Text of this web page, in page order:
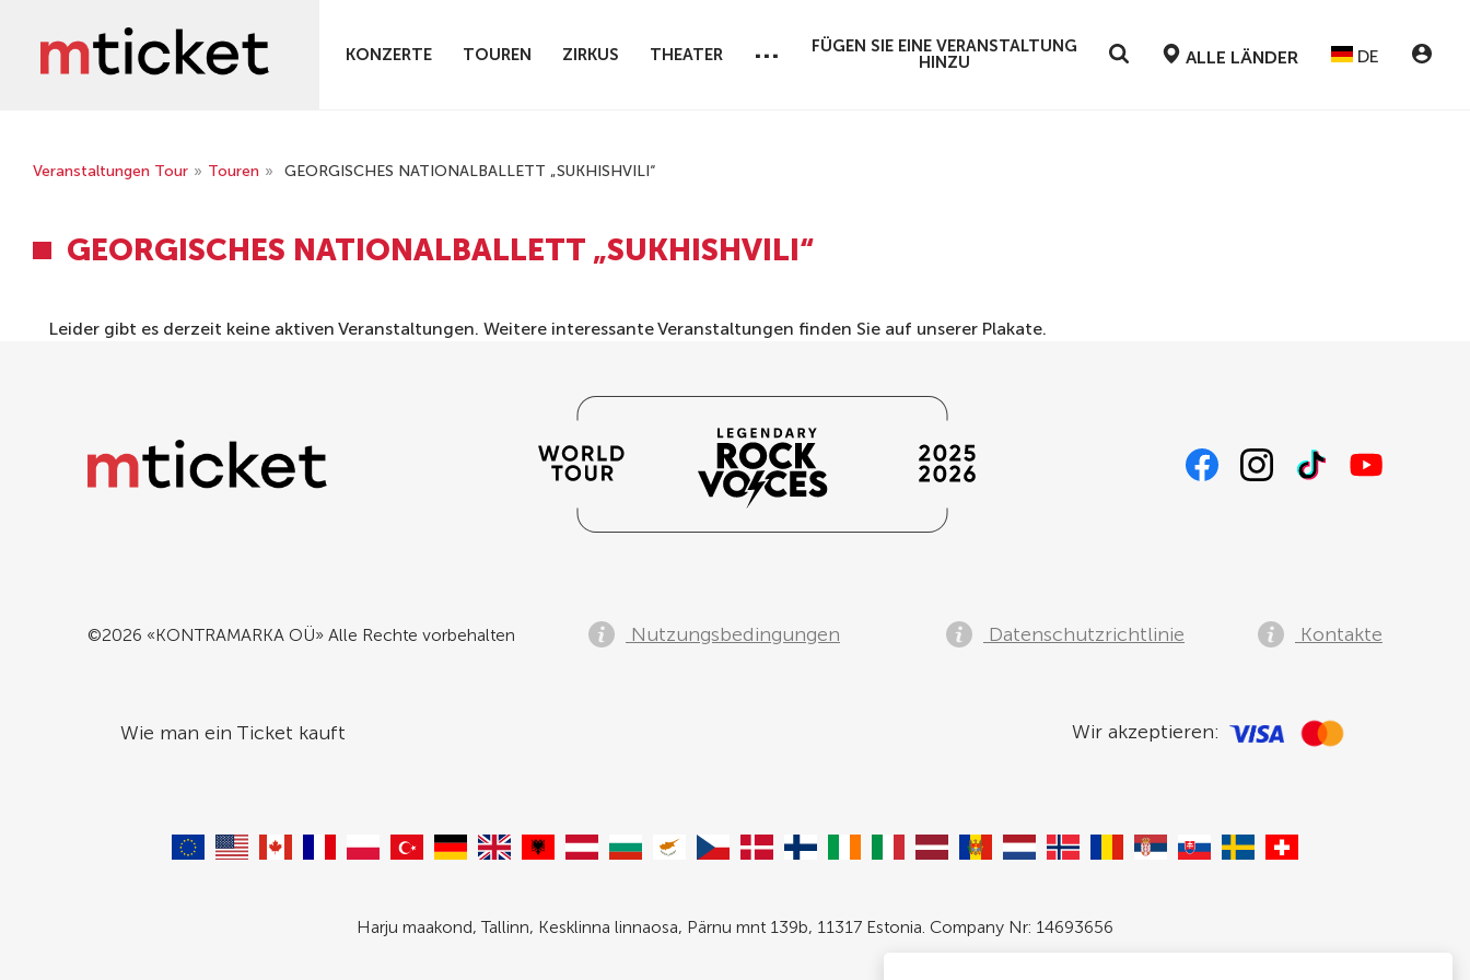
KONZERTE TOUREN ZIRKUS THEATER ...
FÜGEN SIE EINE VERANSTALTUNG
HINZU
ALLE LÄNDER DE
Veranstaltungen Tour » Touren » GEORGISCHES NATIONALBALLETT „SUKHISHVILI“
GEORGISCHES NATIONALBALLETT „SUKHISHVILI“
Leider gibt es derzeit keine aktiven Veranstaltungen. Weitere interessante Veranstaltungen finden Sie auf unserer Plakate.
©2026 «KONTRAMARKA OÜ» Alle Rechte vorbehalten Nutzungsbedingungen Datenschutzrichtlinie Kontakte
Wie man ein Ticket kauft Wir akzeptieren:
Harju maakond, Tallinn, Kesklinna linnaosa, Pärnu mnt 139b, 11317 Estonia. Company Nr: 14693656